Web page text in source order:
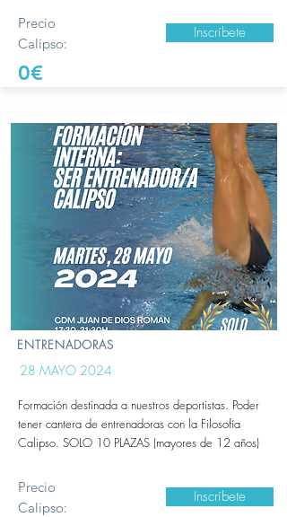
Precio
Calipso:
0€
Inscríbete
ENTRENADORAS
28 MAYO 2024
Formación destinada a nuestros deportistas. Poder
tener cantera de entrenadoras con la Filosofía
Calipso. SOLO 10 PLAZAS (mayores de 12 años)
Precio
Calipso:
Inscríbete